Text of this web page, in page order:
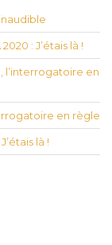
: J’étais là !
l’interrogatoire en
en règle
là !